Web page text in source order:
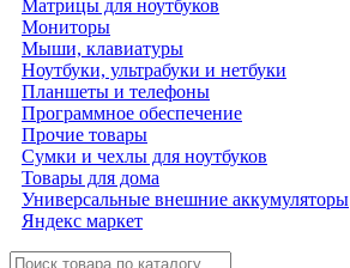
Матрицы для ноутбуков
Мониторы
Мыши, клавиатуры
Ноутбуки, ультрабуки и нетбуки
Планшеты и телефоны
Программное обеспечение
Прочие товары
Сумки и чехлы для ноутбуков
Товары для дома
Универсальные внешние аккумуляторы
Яндекс маркет